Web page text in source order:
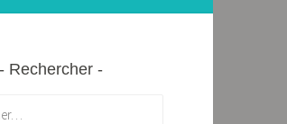
Rechercher